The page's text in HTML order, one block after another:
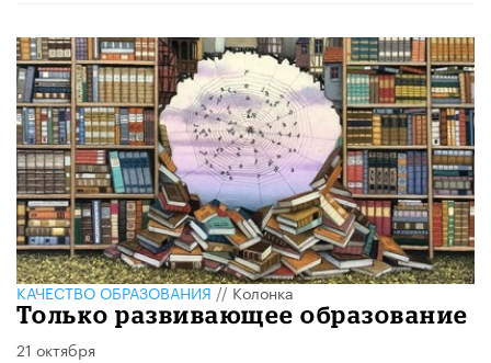
КАЧЕСТВО ОБРАЗОВАНИЯ//Колонка
Только развивающее образование
21 октября